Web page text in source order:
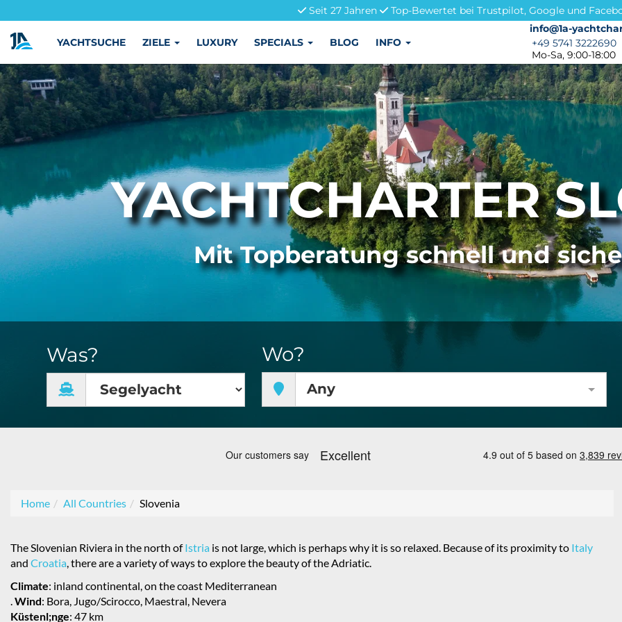
Seit 27 Jahren
Top-Bewertet bei Trustpilot, Google und
info@1a-
info@1a-
+49 5741 3222690
+49 5741 3222690
Mo-Sa, 9:00-18:00
YACHTSUCHE ZIELE LUXURY SPECIALS BLOG INFO
YACHTCHARTER
Mit Topberatung schnell und
Was? Wo?
Any
Home All Countries Slovenia
The Slovenian Riviera in the north ofIstria is not large, which is perhaps why it is so relaxed. Because of its proximity to Italy
and Croatia, there are a variety of ways to explore the beauty of the Adriatic.
Climate: inland continental, on the coast Mediterranean
.Wind: Bora, Jugo/Scirocco, Maestral, Nevera
Küstenl;nge: 47 km